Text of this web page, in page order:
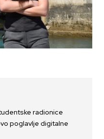
radionice
poglavlje digitalne